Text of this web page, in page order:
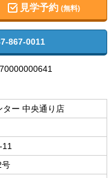
見学予約(無料)
867-0011
ター 中央通り店
11
号